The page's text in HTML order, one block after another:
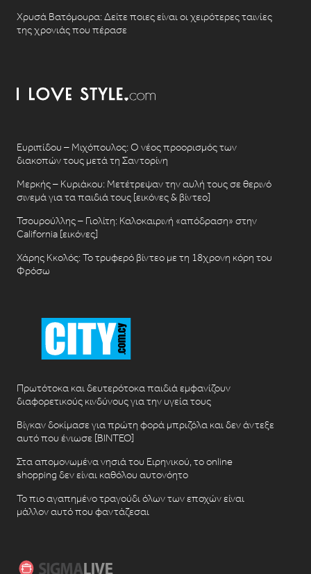
Χρυσά Βατόμουρα: Δείτε ποιες είναι οι χειρότερες ταινίες
της χρονιάς που πέρασε
Ευριπίδου – Μιχόπουλος: Ο νέος προορισμός των
διακοπών τους μετά τη Σαντορίνη
Μερκής – Κυριάκου: Μετέτρεψαν την αυλή τους σε θερινό
σινεμά για τα παιδιά τους [εικόνες & βίντεο]
Τσουρούλλης – Γιολίτη: Καλοκαιρινή «απόδραση» στην
California [εικόνες]
Χάρης Κκολός: Το τρυφερό βίντεο με τη 18χρονη κόρη του
Φρόσω
Πρωτότοκα και δευτερότοκα παιδιά εμφανίζουν
διαφορετικούς κινδύνους για την υγεία τους
Βίγκαν δοκίμασε για πρώτη φορά μπριζόλα και δεν άντεξε
αυτό που ένιωσε [ΒΙΝΤΕΟ]
Στα απομονωμένα νησιά του Ειρηνικού, το online
shopping δεν είναι καθόλου αυτονόητο
Το πιο αγαπημένο τραγούδι όλων των εποχών είναι
μάλλον αυτό που φαντάζεσαι